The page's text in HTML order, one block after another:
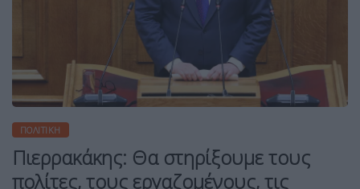
ΠΟΛΙΤΙΚΉ
Πιερρακάκης: Θα στηρίξουμε τους
πολίτες, τους εργαζομένους, τις